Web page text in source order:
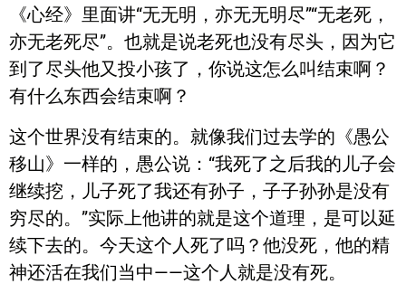
《心经》里面讲“无无明，亦无无明尽”“无老死，
亦无老死尽”。也就是说老死也没有尽头，因为它
到了尽头他又投小孩了，你说这怎么叫结束啊？
有什么东西会结束啊？
这个世界没有结束的。就像我们过去学的《愚公
移山》一样的，愚公说：“我死了之后我的儿子会
继续挖，儿子死了我还有孙子，子子孙孙是没有
穷尽的。”实际上他讲的就是这个道理，是可以延
续下去的。今天这个人死了吗？他没死，他的精
神还活在我们当中——这个人就是没有死。